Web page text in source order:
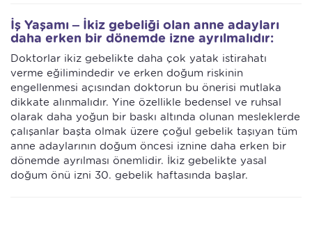
İş Yaşamı – İkiz gebeliği olan anne adayları
daha erken bir dönemde izne ayrılmalıdır:
Doktorlar ikiz gebelikte daha çok yatak istirahatı
verme eğilimindedir ve erken doğum riskinin
engellenmesi açısından doktorun bu önerisi mutlaka
dikkate alınmalıdır. Yine özellikle bedensel ve ruhsal
olarak daha yoğun bir baskı altında olunan mesleklerde
çalışanlar başta olmak üzere çoğul gebelik taşıyan tüm
anne adaylarının doğum öncesi iznine daha erken bir
dönemde ayrılması önemlidir. İkiz gebelikte yasal
doğum önü izni 30. gebelik haftasında başlar.